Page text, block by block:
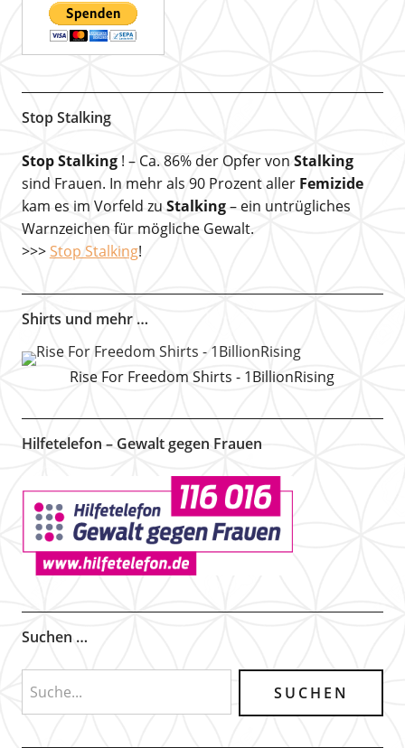
Stop Stalking
Stop Stalking! – Ca. 86% der Opfer von Stalking
sind Frauen. In mehr als 90 Prozent aller Femizide
kam es im Vorfeld zu Stalking– ein untrügliches
Warnzeichen für mögliche Gewalt.
>>> Stop Stalking!
Shirts und mehr …
Rise For Freedom Shirts - 1BillionRising
Hilfetelefon – Gewalt gegen Frauen
Suchen …